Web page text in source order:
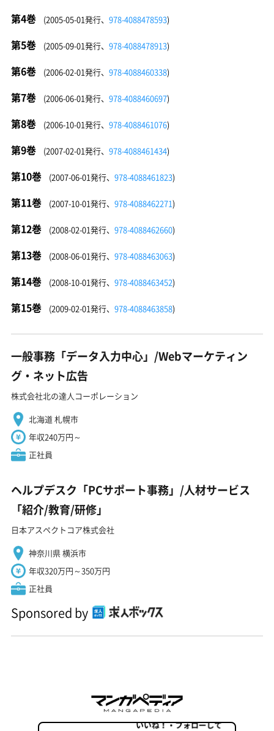
第4巻 (2005-05-01発行、 978-4088478593)
第5巻 (2005-09-01発行、 978-4088478913)
第6巻 (2006-02-01発行、 978-4088460338)
第7巻 (2006-06-01発行、 978-4088460697)
第8巻 (2006-10-01発行、 978-4088461076)
第9巻 (2007-02-01発行、 978-4088461434)
第10巻 (2007-06-01発行、 978-4088461823)
第11巻 (2007-10-01発行、 978-4088462271)
第12巻 (2008-02-01発行、 978-4088462660)
第13巻 (2008-06-01発行、 978-4088463063)
第14巻 (2008-10-01発行、 978-4088463452)
第15巻 (2009-02-01発行、 978-4088463858)
一般事務「データ入力中心」/Webマーケティン
グ・ネット広告
株式会社北の達人コーポレーション
北海道 札幌市
年収240万円～
正社員
ヘルプデスク「PCサポート事務」/人材サービス
「紹介/教育/研修」
日本アスペクトコア株式会社
神奈川県 横浜市
年収320万円～350万円
正社員
Sponsored by